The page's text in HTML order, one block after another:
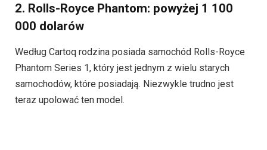
2. Rolls-Royce Phantom: powyżej 1 100
000 dolarów
Według Cartoq rodzina posiada samochód Rolls-Royce
Phantom Series 1, który jest jednym z wielu starych
samochodów, które posiadają. Niezwykle trudno jest
teraz upolować ten model.